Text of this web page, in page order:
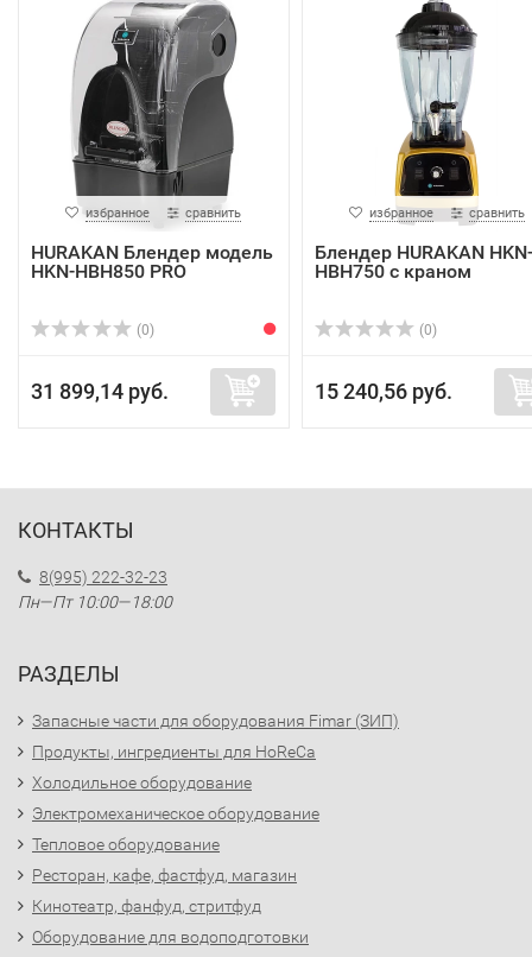
избранное сравнить
HURAKAN Блендер модель
HKN-HBH850 PRO
(0)
31 899,14 руб.
избранное сравнить
Блендер HURAKAN HKN-
HBH750 с краном
(0)
15 240,56 руб.
КОНТАКТЫ
8(995) 222-32-23
Пн—Пт 10:00—18:00
РАЗДЕЛЫ
Запасные части для оборудования Fimar (ЗИП)
Продукты, ингредиенты для HoReCa
Холодильное оборудование
Электромеханическое оборудование
Тепловое оборудование
Ресторан, кафе, фастфуд, магазин
Кинотеатр, фанфуд, стритфуд
Оборудование для водоподготовки